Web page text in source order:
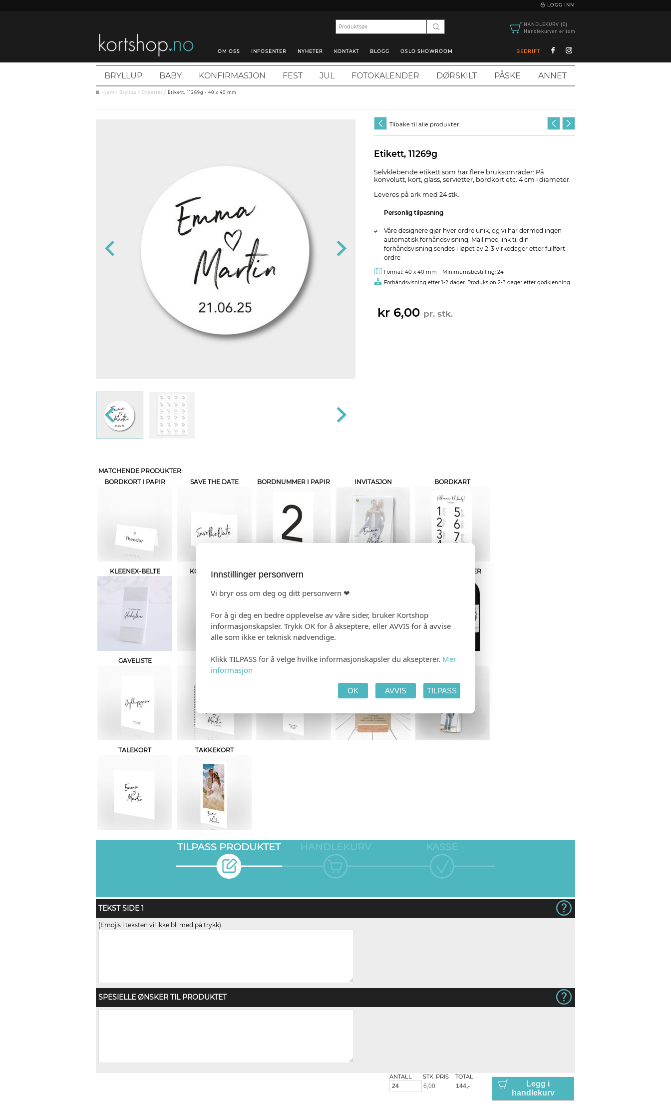
LOGG INN
HANDLEKURV (0)
Handlekurven er tom
OM OSS INFOSENTER NYHETER KONTAKT BLOGG OSLO SHOWROOM BEDRIFT
BRYLLUP BABY KONFIRMASJON FEST JUL FOTOKALENDER DØRSKILT PÅSKE ANNET
Hjem / Bryllup / Etiketter / Etikett, 11269g - 40 x 40 mm
Tilbake til alle produkter
Etikett, 11269g
Selvklebende etikett som har flere bruksområder: På
konvolutt, kort, glass, servietter, bordkort etc. 4 cm i diameter.
Leveres på ark med 24 stk.
Personlig tilpasning
Våre designere gjør hver ordre unik, og vi har dermed ingen
automatisk forhåndsvisning. Mail med link til din
forhåndsvisning sendes i løpet av 2-3 virkedager etter fullført
ordre
Format: 40 x 40 mm - Minimumsbestilling: 24
Forhåndsvisning etter 1-2 dager. Produksjon 2-3 dager etter godkjenning.
kr 6,00 pr. stk.
MATCHENDE PRODUKTER:
BORDKORT I PAPIR
SAVE THE DATE BORDNUMMER I PAPIR INVITASJON BORDKART
KLEENEX-BELTE KONFETTIKORT MENY FLASKEETIKETTER
GAVELISTE GJESTEBOK VIELSEPROGRAM SMÅ PLAKATER SPESIALHEFTE
TALEKORT TAKKEKORT
TILPASS PRODUKTET HANDLEKURV KASSE
TEKST SIDE 1
(Emojis i teksten vil ikke bli med på trykk)
SPESIELLE ØNSKER TIL PRODUKTET
ANTALL STK. PRIS TOTAL
Legg i
handlekurv
Innstillinger personvern
Vi bryr oss om deg og ditt personvern ❤
For å gi deg en bedre opplevelse av våre sider, bruker Kortshop
informasjonskapsler. Trykk OK for å akseptere, eller AVVIS for å avvise
alle som ikke er teknisk nødvendige.
Klikk TILPASS for å velge hvilke informasjonskapsler du aksepterer. Mer
informasjon
OK AVVIS TILPASS